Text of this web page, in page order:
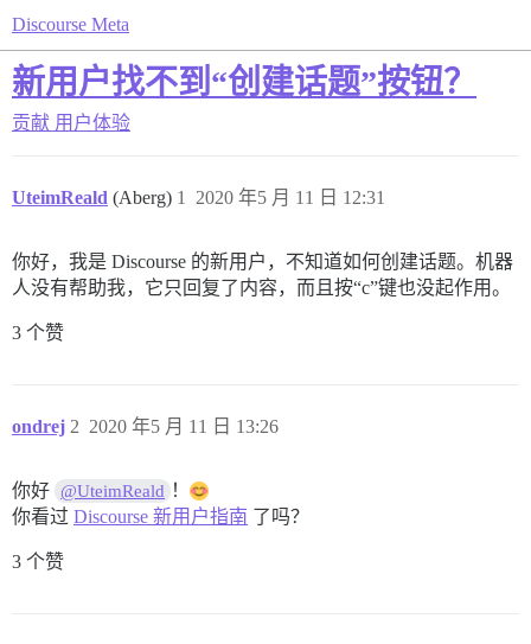
Discourse Meta
新用户找不到“创建话题”按钮？
贡献 用户体验
UteimReald (Aberg) 2020 年5 月 11 日 12:31
1
你好，我是 Discourse 的新用户，不知道如何创建话题。机器
人没有帮助我，它只回复了内容，而且按“c”键也没起作用。
3 个赞
ondrej 2020 年5 月 11 日 13:26
2
你好 @UteimReald ！
你看过 Discourse 新用户指南 了吗？
3 个赞